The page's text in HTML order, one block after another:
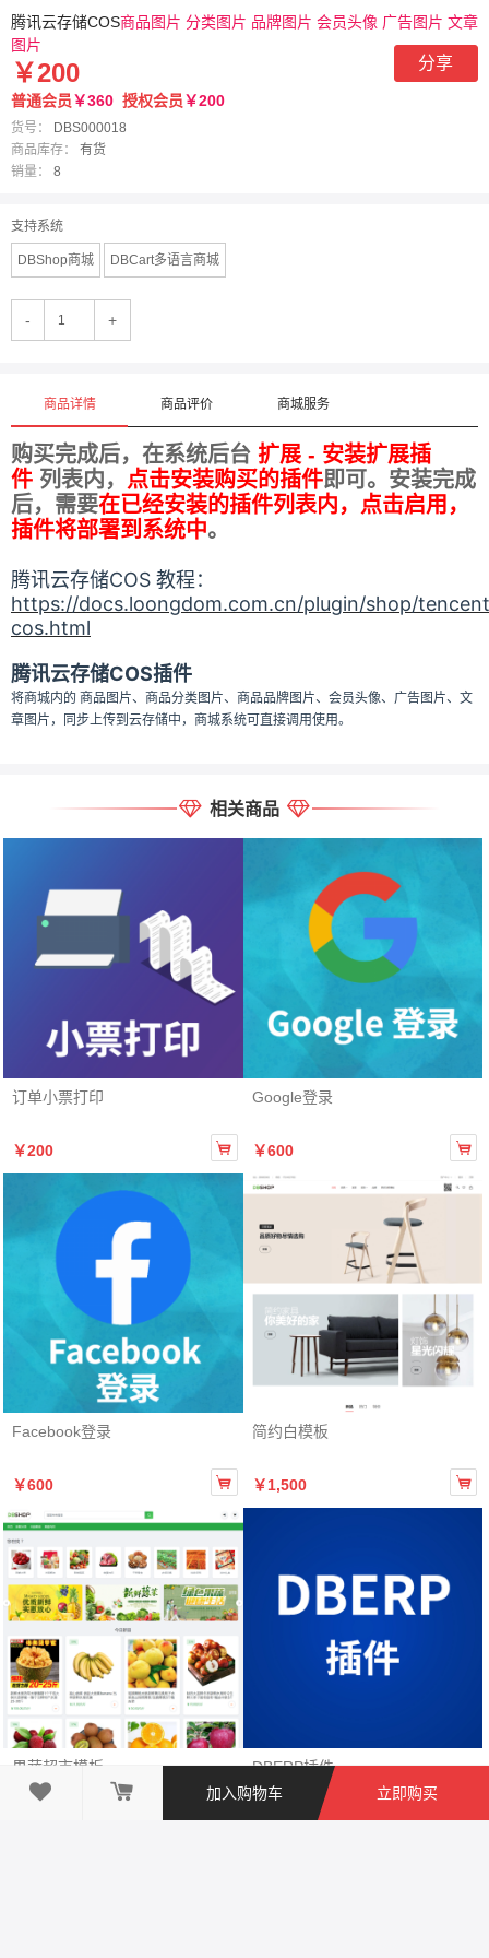
腾讯云存储COS商品图片 分类图片 品牌图片 会员头像 广告图片 文章
图片
分享
￥200
普通会员￥360 授权会员￥200
货号：
DBS000018
商品库存：
有货
销量：
8
支持系统
DBShop商城 DBCart多语言商城
- +
商品详情 商品评价 商城服务
购买完成后，在系统后台 扩展 - 安装扩展插
件 列表内， 点击安装购买的插件即可。安装完成
后，需要在已经安装的插件列表内，点击启用，
插件将部署到系统中。
腾讯云存储COS 教程：
https://docs.loongdom.com.cn/plugin/shop/
cos.html
腾讯云存储COS插件
将商城内的 商品图片、商品分类图片、商品品牌图片、会员头像、广告图片、文
章图片，同步上传到云存储中，商城系统可直接调用使用。
相关商品
订单小票打印
￥200 
Google登录
￥600 
Facebook登录
￥600 
简约白模板
￥1,500 
果蔬超市模板

DBERP插件
￥50 
 加入购物车 立即购买